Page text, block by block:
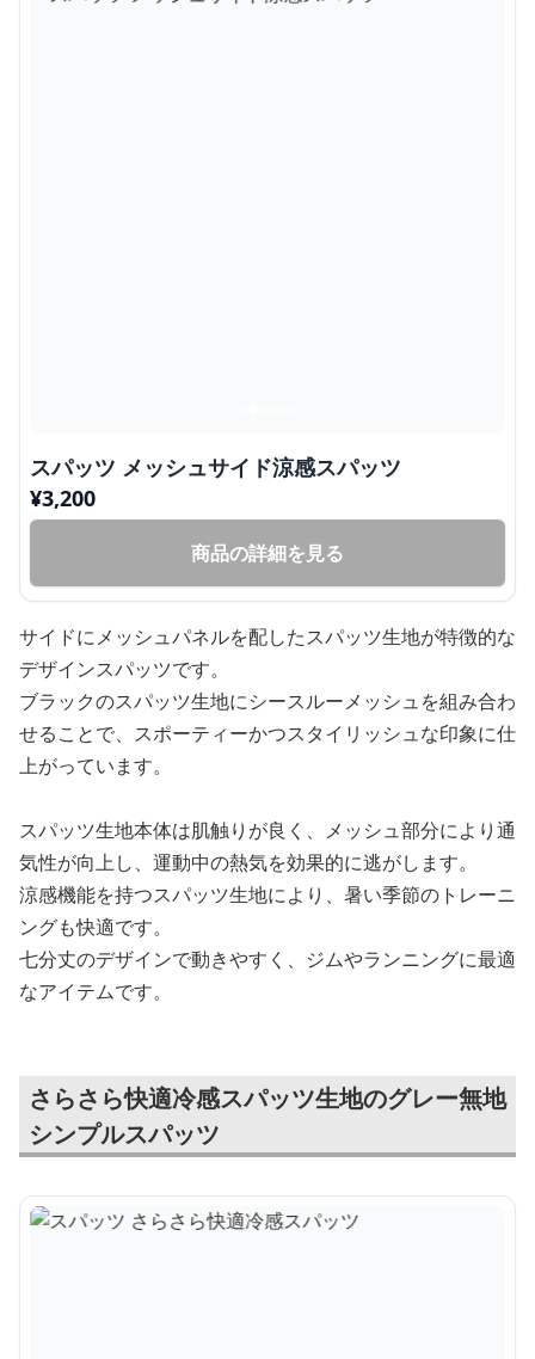
スパッツ メッシュサイド涼感スパッツ
¥3,200
商品の詳細を見る
サイドにメッシュパネルを配したスパッツ生地が特徴的な
デザインスパッツです。
ブラックのスパッツ生地にシースルーメッシュを組み合わ
せることで、スポーティーかつスタイリッシュな印象に仕
上がっています。
スパッツ生地本体は肌触りが良く、メッシュ部分により通
気性が向上し、運動中の熱気を効果的に逃がします。
涼感機能を持つスパッツ生地により、暑い季節のトレーニ
ングも快適です。
七分丈のデザインで動きやすく、ジムやランニングに最適
なアイテムです。
さらさら快適冷感スパッツ生地のグレー無地
シンプルスパッツ